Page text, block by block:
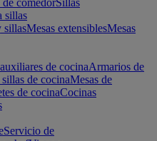
de comedorSillas
sillas
sillasMesas extensiblesMesas
de cocinaArmarios de
de cocinaMesas de
de cocinaCocinas
Servicio de